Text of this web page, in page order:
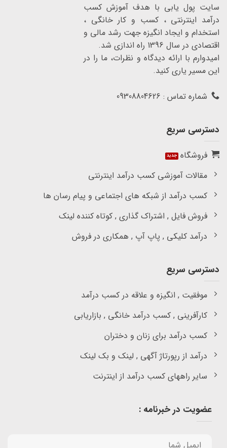
سایت پول یابی با هدف آموزش کسب
درآمد اینترنتی ، کسب و کار خانگی ،
استخدام و ایجاد انگیزه جهت رشد مالی و
اقتصادی در سال 1396 راه اندازی شد.
امیدوارم با ارائه دیدگاه و نظرات، ما را در
این مسیر یاری کنید.
شماره تماس : 09308804626
دسترسی سریع
فروشگاه
مقالات آموزشی کسب درآمد اینترنتی
کسب درآمد از شبکه های اجتماعی و پیام رسان ها
فروش فایل , اشتراک گذاری , کوتاه کننده لینک
درآمد کلیکی , پاپ آپ , همکاری در فروش
دسترسی سریع
موفقیت , انگیزه و علاقه در کسب درآمد
کارآفرینی , کسب درآمد خانگی , بازاریابی
کسب درآمد برای زنان و دختران
درآمد از رپورتاژ آگهی , لینک و بک لینک
سایر راههای کسب درآمد از اینترنت
عضویت در خبرنامه :